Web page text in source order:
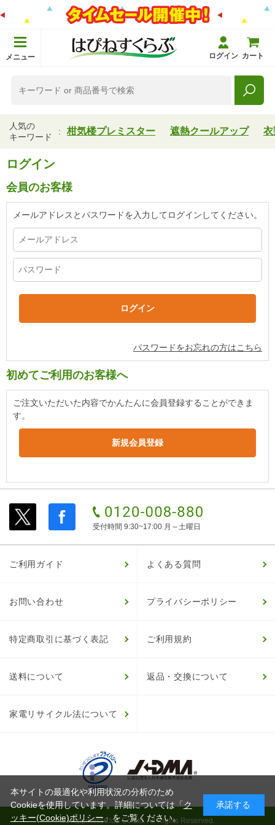
メニュー ログイン カート
人気の
キーワード
柑気楼プレミスター 遮熱クールアップ 衣
ログイン
会員のお客様
メールアドレスとパスワードを入力してログインしてください。
パスワードをお忘れの方はこちら
初めてご利用のお客様へ
ご注文いただいた内容でかんたんに会員登録することができま
す。
受付時間 9:30~17:00 月～土曜日
ご利用ガイド よくある質問
お問い合わせ プライバシーポリシー
特定商取引に基づく表記 ご利用規約
送料について 返品・交換について
家電リサイクル法について
© HappinessClub Co.Ltd. All Rights Reserved.
本サイトの最適化や利用状況の分析のため
Cookieを使用しています。詳細については「ク
ッキー(Cookie)ポリシー」をご覧ください。
承諾する